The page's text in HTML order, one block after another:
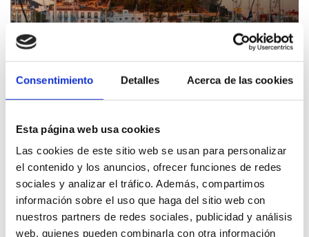
Consentimiento Detalles Acerca de las cookies
Esta página web usa cookies
Las cookies de este sitio web se usan para personalizar
el contenido y los anuncios, ofrecer funciones de redes
sociales y analizar el tráfico. Además, compartimos
información sobre el uso que haga del sitio web con
nuestros partners de redes sociales, publicidad y análisis
web, quienes pueden combinarla con otra información
Patrimonio cultural
Experiencias